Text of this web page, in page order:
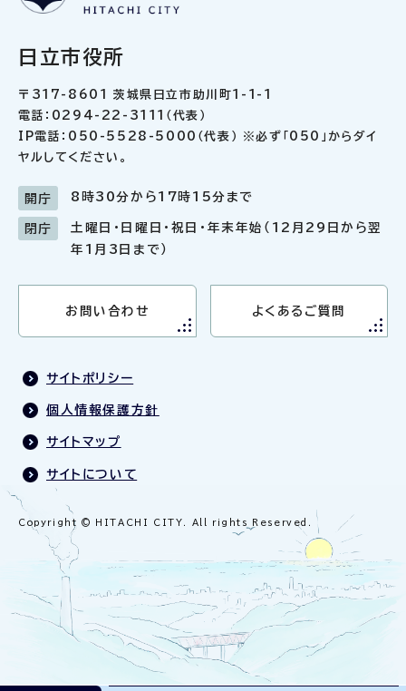
日立市役所
〒317-8601 茨城県日立市助川町1-1-1
電話：0294-22-3111（代表）
IP電話：050-5528-5000（代表） ※必ず「050」からダイ
ヤルしてください。
開庁 8時30分から17時15分まで
閉庁
土曜日・日曜日・祝日・年末年始（12月29日から翌
年1月3日まで）
お問い合わせ よくあるご質問
サイトポリシー
個人情報保護方針
サイトマップ
サイトについて
Copyright © HITACHI CITY. All rights Reserved.